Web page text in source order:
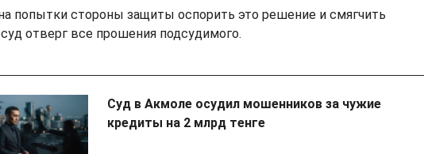
попытки стороны защиты оспорить это решение и смягчить
суд отверг все прошения подсудимого.
Суд в Акмоле осудил мошенников за чужие
кредиты на 2 млрд тенге